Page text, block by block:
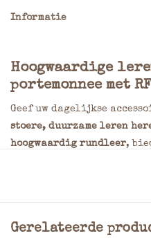
Informatie
Hoogwaardige
portemonnee met
Geef uw dagelijkse
stoere, duurzame leren
hoogwaardig rundleer,
of bedrijfspassen.
Gerelateerde